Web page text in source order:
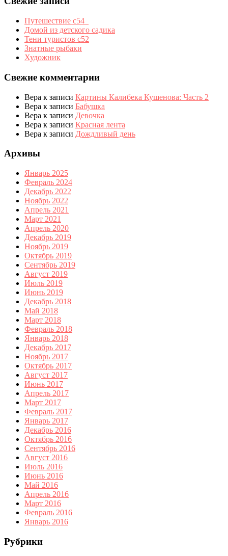
Путешествие с54_
Домой из детского садика
Тени туристов с52
Знатные рыбаки
Художник
Свежие комментарии
Вера к записи Картины Калибека Кушенова: Часть 2
Вера к записи Бабушка
Вера к записи Девочка
Вера к записи Красная лента
Вера к записи Дождливый день
Архивы
Январь 2025
Февраль 2024
Декабрь 2022
Ноябрь 2022
Апрель 2021
Март 2021
Апрель 2020
Декабрь 2019
Ноябрь 2019
Октябрь 2019
Сентябрь 2019
Август 2019
Июль 2019
Июнь 2019
Декабрь 2018
Май 2018
Март 2018
Февраль 2018
Январь 2018
Декабрь 2017
Ноябрь 2017
Октябрь 2017
Август 2017
Июнь 2017
Апрель 2017
Март 2017
Февраль 2017
Январь 2017
Декабрь 2016
Октябрь 2016
Сентябрь 2016
Август 2016
Июль 2016
Июнь 2016
Май 2016
Апрель 2016
Март 2016
Февраль 2016
Январь 2016
Рубрики